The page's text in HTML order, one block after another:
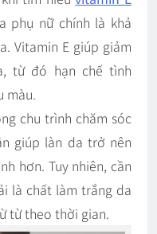
phụ nữ chính là khả
Vitamin E giúp giảm
từ đó hạn chế tình
màu.
chu trình chăm sóc
giúp làn da trở nên
hơn. Tuy nhiên, cần
là chất làm trắng da
từ theo thời gian.